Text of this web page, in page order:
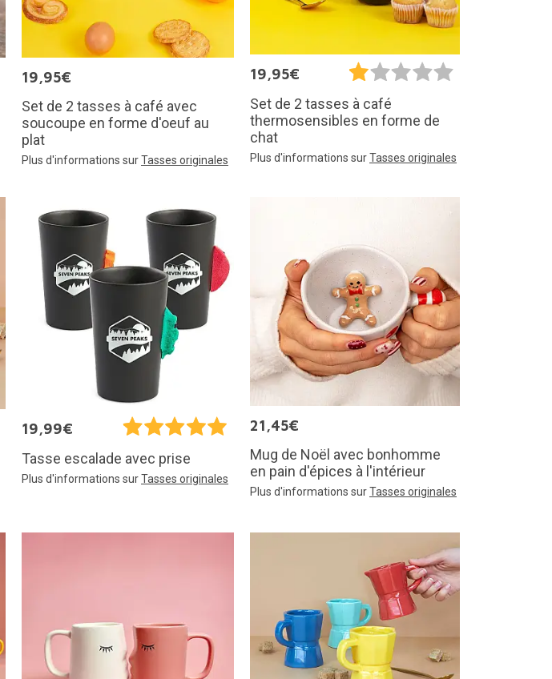
19,95€
Set de 2 tasses à café avec
soucoupe en forme d'oeuf au
plat
Plus d'informations surTasses originales
19,95€
Set de 2 tasses à café
thermosensibles en forme de
chat
Plus d'informations surTasses originales
19,99€
Tasse escalade avec prise
Plus d'informations surTasses originales
21,45€
Mug de Noël avec bonhomme
en pain d'épices à l'intérieur
Plus d'informations surTasses originales